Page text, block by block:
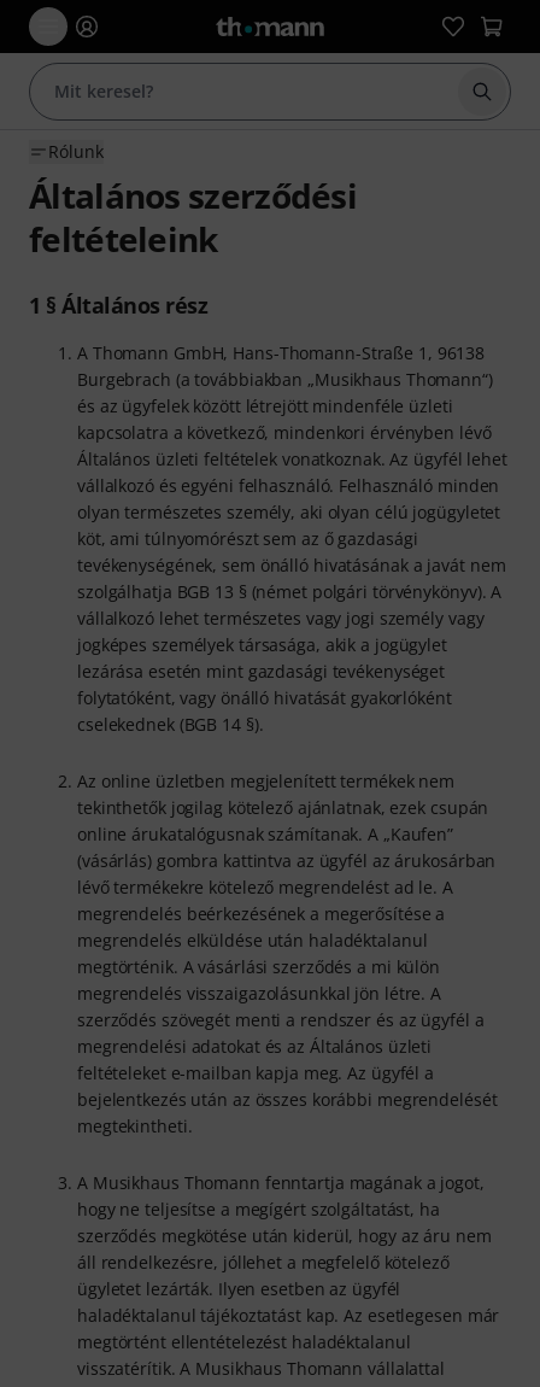
Rólunk
Általános szerződési
feltételeink
1 § Általános rész
A Thomann GmbH, Hans-Thomann-Straße 1, 96138
Burgebrach (a továbbiakban „Musikhaus Thomann“)
és az ügyfelek között létrejött mindenféle üzleti
kapcsolatra a következő, mindenkori érvényben lévő
Általános üzleti feltételek vonatkoznak. Az ügyfél lehet
vállalkozó és egyéni felhasználó. Felhasználó minden
olyan természetes személy, aki olyan célú jogügyletet
köt, ami túlnyomórészt sem az ő gazdasági
tevékenységének, sem önálló hivatásának a javát nem
szolgálhatja BGB 13 § (német polgári törvénykönyv). A
vállalkozó lehet természetes vagy jogi személy vagy
jogképes személyek társasága, akik a jogügylet
lezárása esetén mint gazdasági tevékenységet
folytatóként, vagy önálló hivatását gyakorlóként
cselekednek (BGB 14 §).
Az online üzletben megjelenített termékek nem
tekinthetők jogilag kötelező ajánlatnak, ezek csupán
online árukatalógusnak számítanak. A „Kaufen”
(vásárlás) gombra kattintva az ügyfél az árukosárban
lévő termékekre kötelező megrendelést ad le. A
megrendelés beérkezésének a megerősítése a
megrendelés elküldése után haladéktalanul
megtörténik. A vásárlási szerződés a mi külön
megrendelés visszaigazolásunkkal jön létre. A
szerződés szövegét menti a rendszer és az ügyfél a
megrendelési adatokat és az Általános üzleti
feltételeket e-mailban kapja meg. Az ügyfél a
bejelentkezés után az összes korábbi megrendelését
megtekintheti.
A Musikhaus Thomann fenntartja magának a jogot,
hogy ne teljesítse a megígért szolgáltatást, ha
szerződés megkötése után kiderül, hogy az áru nem
áll rendelkezésre, jóllehet a megfelelő kötelező
ügyletet lezárták. Ilyen esetben az ügyfél
haladéktalanul tájékoztatást kap. Az esetlegesen már
megtörtént ellentételezést haladéktalanul
visszatérítik. A Musikhaus Thomann vállalattal